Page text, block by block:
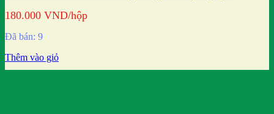
180.000 VND/hộp
Đã bán: 9
Thêm vào giỏ